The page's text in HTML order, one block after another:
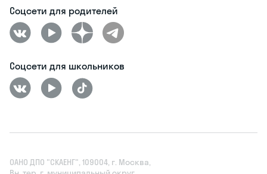
Соцсети для родителей
Соцсети для школьников
ОАНО ДПО "СКАЕНГ", 109004, г. Москва,